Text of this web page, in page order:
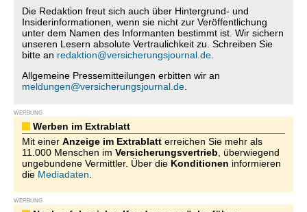
Die Redaktion freut sich auch über Hintergrund- und
Insiderinformationen, wenn sie nicht zur Veröffentlichung
unter dem Namen des Informanten bestimmt ist. Wir sichern
unseren Lesern absolute Vertraulichkeit zu. Schreiben Sie
bitte an redaktion@versicherungsjournal.de
Allgemeine Pressemitteilungen erbitten wir an
meldungen@versicherungsjournal.de
WERBUNG
Werben im Extrablatt
Mit einer Anzeige im Extrablatt erreichen Sie mehr als
11.000 Menschen im Versicherungsvertrieb , überwiegend
ungebundene Vermittler. Über die Konditionen informieren
die Mediadaten
WERBUNG